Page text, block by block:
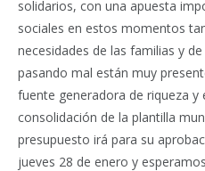
solidarios, con una apuesta
sociales en estos momentos
necesidades de las familias y
pasando mal están muy
fuente generadora de riqueza y
consolidación de la plantilla
presupuesto irá para su
jueves 28 de enero y